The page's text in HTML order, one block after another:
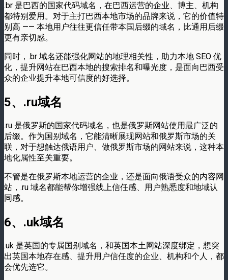
.br 是巴西的国家代码域名，在巴西运营的企业、博主、机构
都特别爱用。对于主打巴西本地市场的品牌来说，它的价值特
别高 —— 本地用户往往更信任带本国后缀的域名，比通用后缀
更有亲切感。
同时，.br 域名还能强化网站的地理相关性，助力本地 SEO 优
化，提升网站在巴西本地的搜索排名和曝光度，是面向巴西受
众的企业提升本地可信度的好选择。
5、.ru域名
.ru 是俄罗斯的国家代码域名，也是俄罗斯网站使用最广泛的
后缀。作为国别域名，它能清晰展现网站和俄罗斯市场的关
联，对于想触达俄语用户、做俄罗斯市场的网站来说，这种本
地化属性至关重要。
不管是在俄罗斯本地运营的企业，还是面向俄语受众的内容网
站，.ru 域名都能帮你增强线上信任感、用户熟悉度和地域认
同感。
6、.uk域名
.uk 是英国的专属国别域名，和英国本土网站深度绑定，想突
出英国本地存在感、提升用户信任度的企业、机构和个人，都
会优先选它。